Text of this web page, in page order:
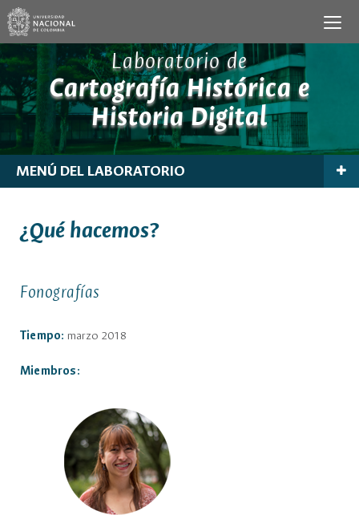
Laboratorio de
Cartografía Histórica e
Historia Digital
MENÚ DEL LABORATORIO
¿Qué hacemos?
Fonografías
Tiempo: marzo 2018
Miembros: